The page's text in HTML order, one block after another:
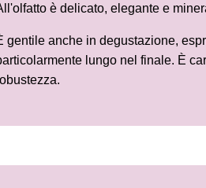
è delicato, elegante e
gentile anche in degustazione,
lungo nel finale. È